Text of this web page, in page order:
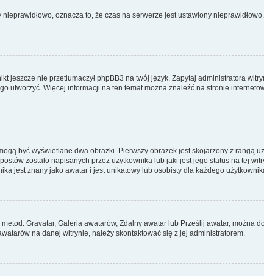
oznacza to, że czas na serwerze jest ustawiony
nie przetłumaczył phpBB3 na twój język. Zapytaj administratora
utworzyć. Więcej informacji na ten temat można znaleźć na stronie
być wyświetlane dwa obrazki. Pierwszy obrazek jest skojarzony z rangą
zostało napisanych przez użytkownika lub jaki jest jego status na tej
jest znany jako awatar i jest unikatowy lub osobisty dla każdego
Gravatar, Galeria awatarów, Zdalny awatar lub Prześlij awatar, można
na danej witrynie, należy skontaktować się z jej administratorem.